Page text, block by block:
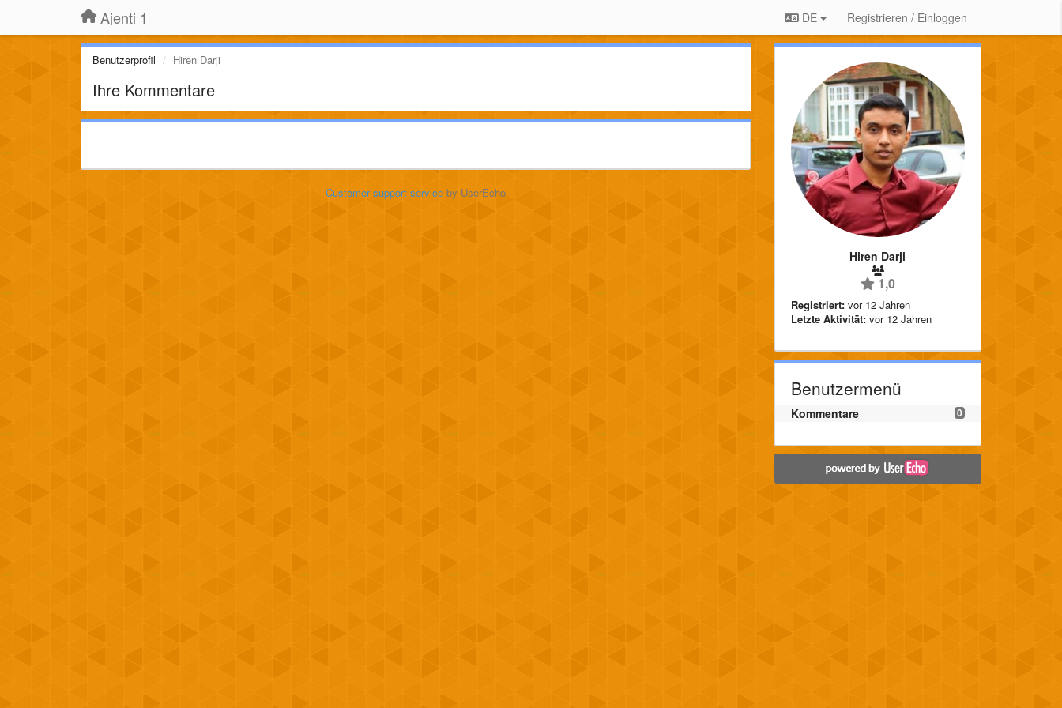
Ajenti 1 DE Registrieren / Einloggen
Benutzerprofil Hiren Darji
Ihre Kommentare
Customer support serviceby UserEcho
Hiren Darji
1,0
Registriert: vor 12 Jahren
Letzte Aktivität: vor 12 Jahren
Benutzermenü
0
Kommentare